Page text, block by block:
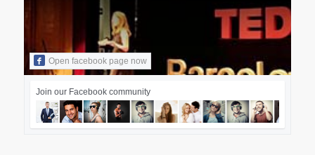
Open facebook page now
Join our Facebook community